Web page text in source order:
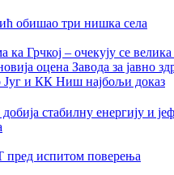
обишао три нишка села
Грчкој – очекују се велика
оцена Завода за јавно
Југ и КК Ниш најбољи доказ
стабилну енергију и
пред испитом поверења